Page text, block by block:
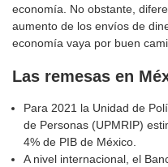
economía. No obstante,
aumento de los envíos de
economía vaya por buen
Las remesas en
Para 2021 la Unidad de
de Personas (UPMRIP)
4% de PIB de México.
A nivel internacional, el